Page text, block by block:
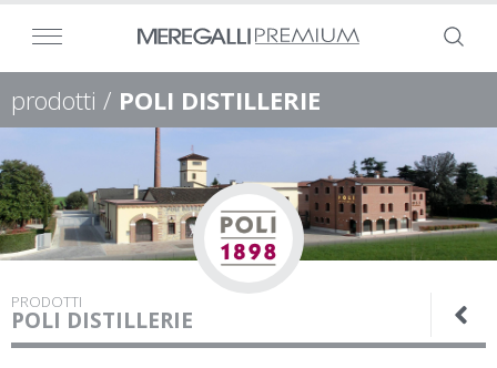
prodotti / POLI DISTILLERIE
PRODOTTI
POLI DISTILLERIE